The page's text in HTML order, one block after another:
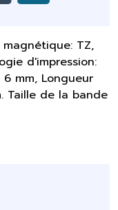
magnétique: TZ,
d'impression:
mm, Longueur
Taille de la bande